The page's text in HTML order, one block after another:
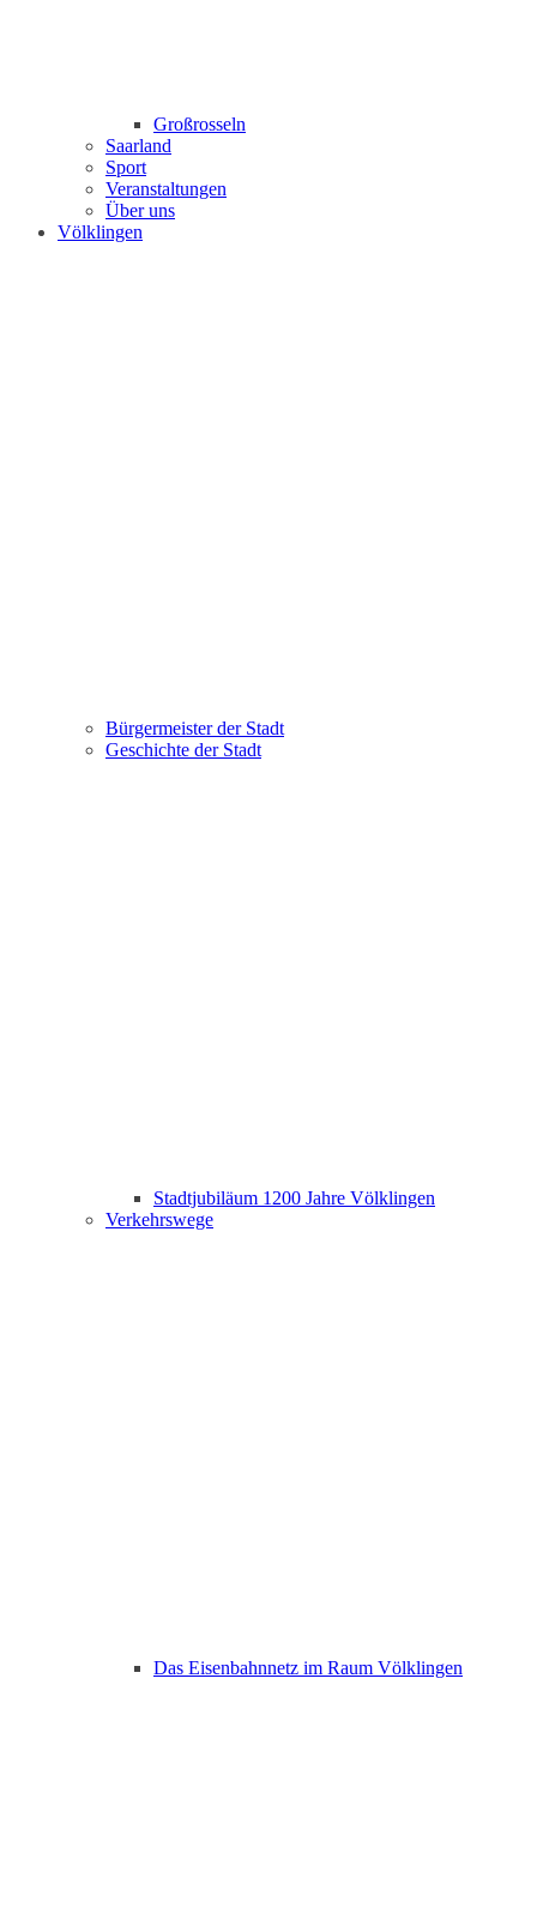
Großrosseln
Saarland
Sport
Veranstaltungen
Über uns
Völklingen
Bürgermeister der Stadt
Geschichte der Stadt
Stadtjubiläum 1200 Jahre Völklingen
Verkehrswege
Das Eisenbahnnetz im Raum Völklingen